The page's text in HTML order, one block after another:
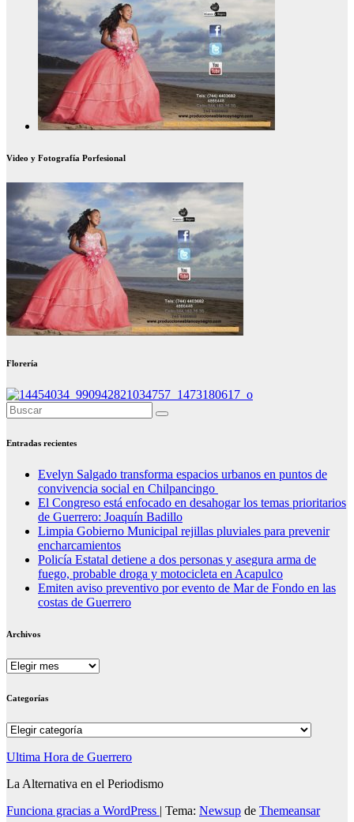
Video y Fotografía Porfesional
Florería
Entradas recientes
Evelyn Salgado transforma espacios urbanos en puntos de
convivencia social en Chilpancingo
El Congreso está enfocado en desahogar los temas prioritarios
de Guerrero: Joaquín Badillo
Limpia Gobierno Municipal rejillas pluviales para prevenir
encharcamientos
Policía Estatal detiene a dos personas y asegura arma de
fuego, probable droga y motocicleta en Acapulco
Emiten aviso preventivo por evento de Mar de Fondo en las
costas de Guerrero
Archivos
Archivos
Categorías
Categorías
Ultima Hora de Guerrero
La Alternativa en el Periodismo
Funciona gracias a WordPress | Tema: Newsup de Themeansar